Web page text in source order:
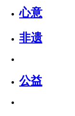
心意
非遗
公益